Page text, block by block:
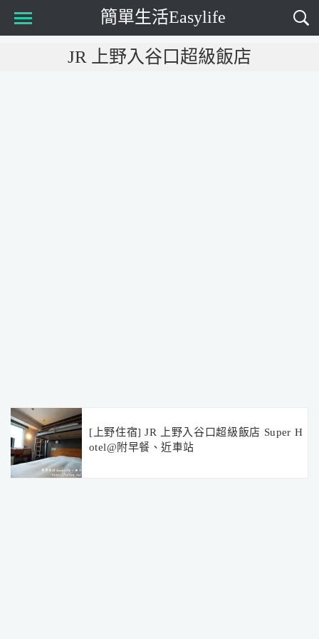
簡單生活Easylife
Main MenuJR 上野入谷口超級飯店
[上野住宿] JR 上野入谷口超級飯店 Super H
otel@附早餐、近車站